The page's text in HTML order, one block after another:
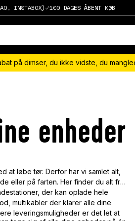
INSTABOX) 100 DAGES ÅBENT KØB
på dimser, du ikke vidste, du
enheder
at løbe tør. Derfor har vi samlet alt,
eller på farten. Her finder du alt fra
der kan oplade hele
multikabler der klarer alle dine
leveringsmuligheder er det let at